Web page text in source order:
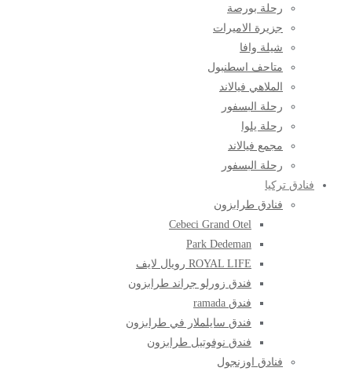
رحلة بورصة
جزيرة الاميرات
شيلة وافا
متاحف اسطنبول
الملاهي فيالاند
رحلة البسفور
رحلة يلوا
مجمع فيالاند
رحلة البسفور
فنادق تركيا
فنادق طرابزون
Cebeci Grand Otel
Park Dedeman
ROYAL LIFE رويال لايف
فندق زورلو جراند طرابزون
فندق ramada
فندق سايلملار في طرابزون
فندق نوفوتيل طرابزون
فنادق اوزنجول